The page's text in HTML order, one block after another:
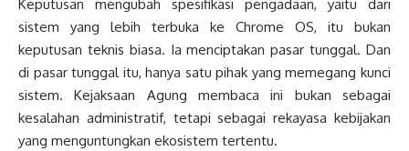
Keputusan mengubah spesifikasi pengadaan, yaitu dari
sistem yang lebih terbuka ke Chrome OS, itu bukan
keputusan teknis biasa. Ia menciptakan pasar tunggal. Dan
di pasar tunggal itu, hanya satu pihak yang memegang kunci
sistem. Kejaksaan Agung membaca ini bukan sebagai
kesalahan administratif, tetapi sebagai rekayasa kebijakan
yang menguntungkan ekosistem tertentu.